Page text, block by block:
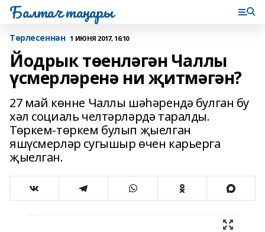
Балтач таңнары
Tөрлесеннән 1 ИЮНЯ 2017, 16:10
Йодрык төенләгән Чаллы
үсмерләренә ни җитмәгән?
27 май көнне Чаллы шәһәрендә булган бу
хәл социаль челтәрләрдә таралды.
Төркем-төркем булып җыелган
яшүсмерләр сугышыр өчен карьерга
җыелган.